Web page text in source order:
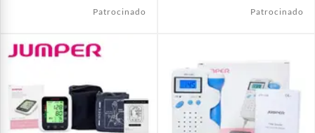
Patrocinado Patrocinado